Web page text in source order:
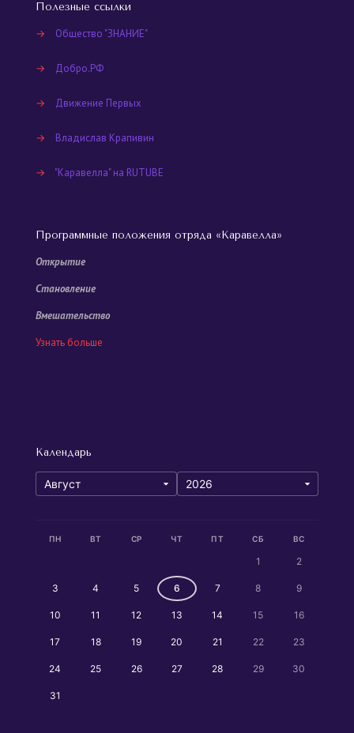
Полезные ссылки
→ Общество "ЗНАНИЕ"
→ Добро.РФ
→ Движение Первых
→ Владислав Крапивин
→ "Каравелла" на RUTUBE
Программные положения отряда «Каравелла»
Открытие
Становление
Вмешательство
Узнать больше
Календарь
ПН ВТ СР ЧТ ПТ СБ ВС
1 2
3 4 5 6 7 8 9
10 11 12 13 14 15 16
17 18 19 20 21 22 23
24 25 26 27 28 29 30
31